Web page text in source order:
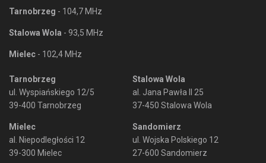
Tarnobrzeg - 104,7 MHz
Stalowa Wola - 93,5 MHz
Mielec - 102,4 MHz
Tarnobrzeg
ul. Wyspiańskiego 12/5
39-400 Tarnobrzeg
Mielec
al. Niepodległości 12
39-300 Mielec
Stalowa Wola
al. Jana Pawła II 25
37-450 Stalowa Wola
Sandomierz
ul. Wojska Polskiego 12
27-600 Sandomierz